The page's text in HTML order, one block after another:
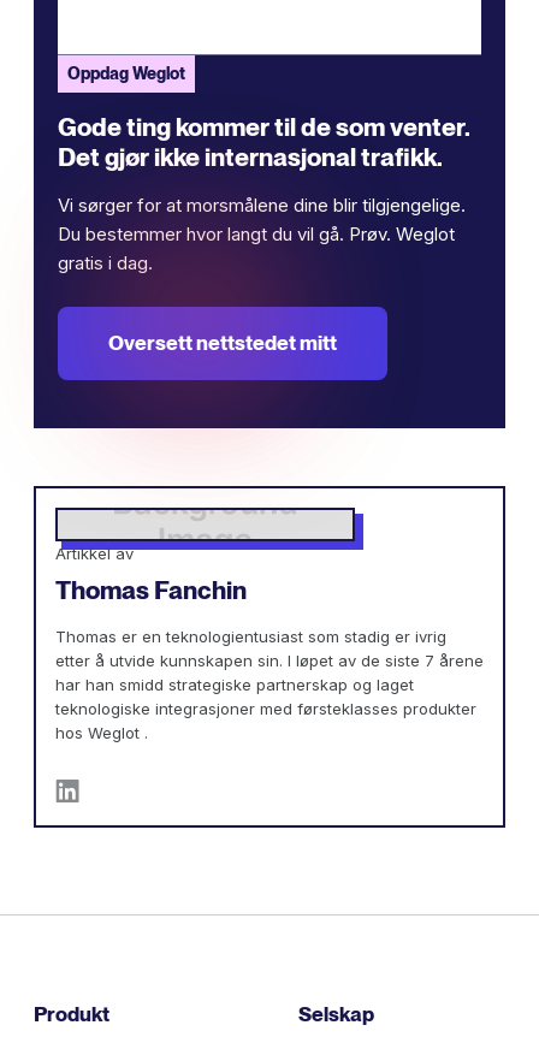
Oppdag Weglot
Gode ​​ting kommer til de som venter.
Det gjør ikke internasjonal trafikk.
Vi sørger for at morsmålene dine blir tilgjengelige.
Du bestemmer hvor langt du vil gå. Prøv. Weglot
gratis i dag.
Oversett nettstedet mitt
Artikkel av
Thomas Fanchin
Thomas er en teknologientusiast som stadig er ivrig
etter å utvide kunnskapen sin. I løpet av de siste 7 årene
har han smidd strategiske partnerskap og laget
teknologiske integrasjoner med førsteklasses produkter
hos Weglot .
Produkt Selskap